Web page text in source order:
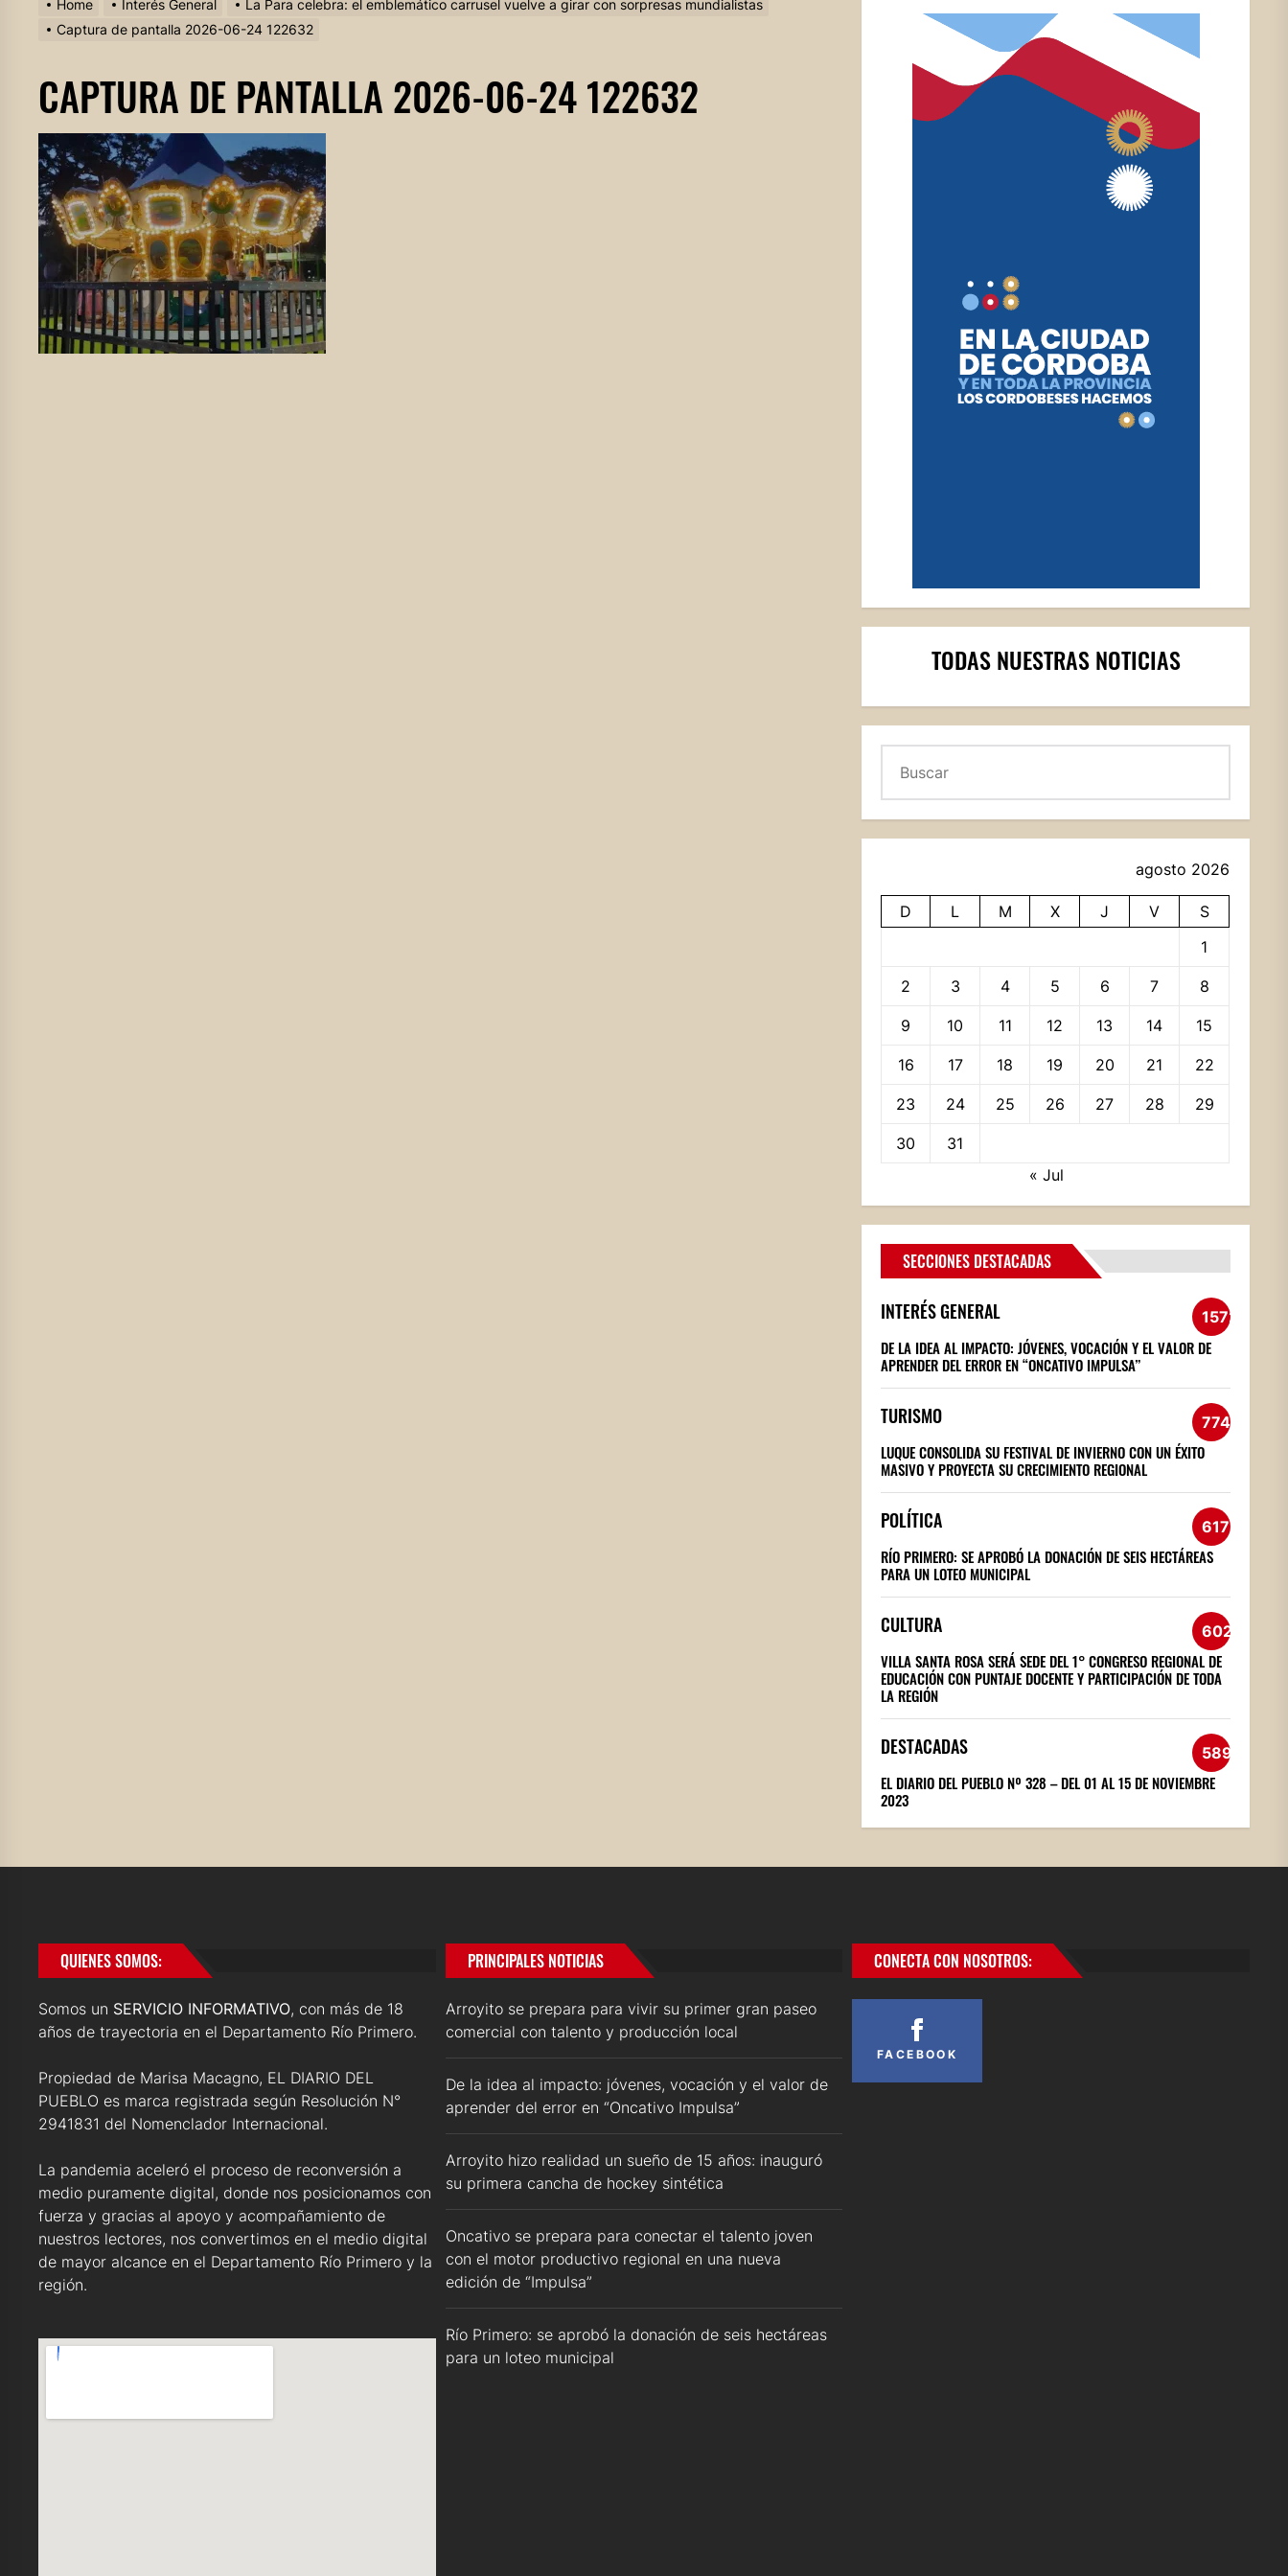
Home Interés General
La Para celebra: el emblemático carrusel vuelve a girar con sorpresas mundialistas
Captura de pantalla 2026-06-24 122632
CAPTURA DE PANTALLA 2026-06-24 122632
TODAS NUESTRAS NOTICIAS
agosto 2026
D L M X J V
S
1
2 3 4 5 6 7 8
9 10 11 12 13 14 15
16 17 18 19 20 21 22
23 24 25 26 27 28 29
30
31
« Jul
SECCIONES DESTACADAS
INTERÉS GENERAL 1572
DE LA IDEA AL IMPACTO: JÓVENES, VOCACIÓN Y EL VALOR DE
APRENDER DEL ERROR EN “ONCATIVO IMPULSA”
TURISMO 774
LUQUE CONSOLIDA SU FESTIVAL DE INVIERNO CON UN ÉXITO
MASIVO Y PROYECTA SU CRECIMIENTO REGIONAL
POLÍTICA 617
RÍO PRIMERO: SE APROBÓ LA DONACIÓN DE SEIS HECTÁREAS
PARA UN LOTEO MUNICIPAL
CULTURA 602
VILLA SANTA ROSA SERÁ SEDE DEL 1° CONGRESO REGIONAL DE
EDUCACIÓN CON PUNTAJE DOCENTE Y PARTICIPACIÓN DE TODA
LA REGIÓN
DESTACADAS 589
EL DIARIO DEL PUEBLO Nº 328 – DEL 01 AL 15 DE NOVIEMBRE
2023
QUIENES SOMOS:
Somos un SERVICIO INFORMATIVO, con más de 18
años de trayectoria en el Departamento Río Primero.
Propiedad de Marisa Macagno, EL DIARIO DEL
PUEBLO es marca registrada según Resolución N°
2941831 del Nomenclador Internacional.
La pandemia aceleró el proceso de reconversión a
medio puramente digital, donde nos posicionamos con
fuerza y gracias al apoyo y acompañamiento de
nuestros lectores, nos convertimos en el medio digital
de mayor alcance en el Departamento Río Primero y la
región.
PRINCIPALES NOTICIAS
Arroyito se prepara para vivir su primer gran paseo
comercial con talento y producción local
De la idea al impacto: jóvenes, vocación y el valor de
aprender del error en “Oncativo Impulsa”
Arroyito hizo realidad un sueño de 15 años: inauguró
su primera cancha de hockey sintética
Oncativo se prepara para conectar el talento joven
con el motor productivo regional en una nueva
edición de “Impulsa”
Río Primero: se aprobó la donación de seis hectáreas
para un loteo municipal
CONECTA CON NOSOTROS:
FACEBOOK